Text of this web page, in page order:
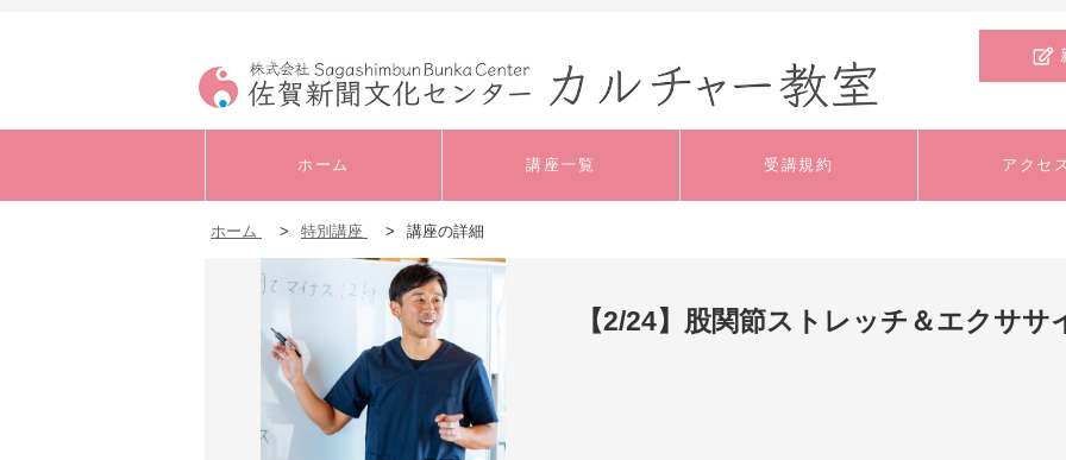
ホーム 講座一覧
キャリアアップ・実
書道
音楽
受講規約 アクセ
ホーム > 特別講座 > 講座の詳細
【2/24】股関節ストレッチ＆エクササ